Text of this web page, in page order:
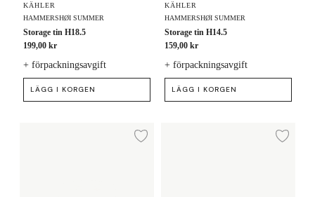
KÄHLER
HAMMERSHØI SUMMER
Storage tin H18.5
199,00 kr
+ förpackningsavgift
LÄGG I KORGEN
KÄHLER
HAMMERSHØI SUMMER
Storage tin H14.5
159,00 kr
+ förpackningsavgift
LÄGG I KORGEN
Förvaringsburkar Ø20/Ø22 2 st.
Lägg till i önskelista
Förvaringsburk Ø20/Ø22 2023 2